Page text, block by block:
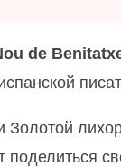
de
поделиться